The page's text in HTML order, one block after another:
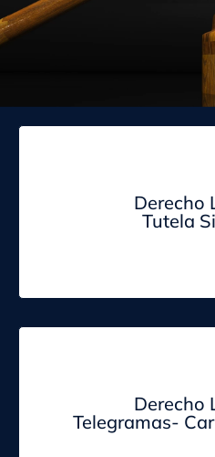
Derecho
Tutela
Derecho
Telegramas-